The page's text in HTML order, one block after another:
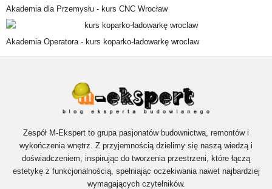
Akademia dla Przemysłu - kurs CNC Wrocław
Akademia Operatora - kurs koparko-ładowarkę wroclaw
Zespół M-Ekspert to grupa pasjonatów budownictwa, remontów i
wykończenia wnętrz. Z przyjemnością dzielimy się naszą wiedzą i
doświadczeniem, inspirując do tworzenia przestrzeni, które łączą
estetykę z funkcjonalnością, spełniając oczekiwania nawet najbardziej
wymagających czytelników.